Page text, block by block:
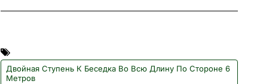
Двойная Ступень К Беседка Во Всю Длину По Стороне 6
Метров